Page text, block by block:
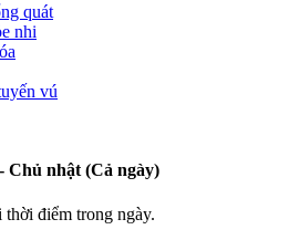
quát
nhi
vú
Chủ nhật (Cả ngày)
thời điểm trong ngày.